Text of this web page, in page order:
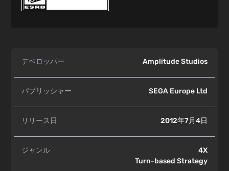
デベロッパー Amplitude Studios
パブリッシャー SEGA Europe Ltd
リリース日 2012年7月4日
ジャンル
4X
Turn-based Strategy